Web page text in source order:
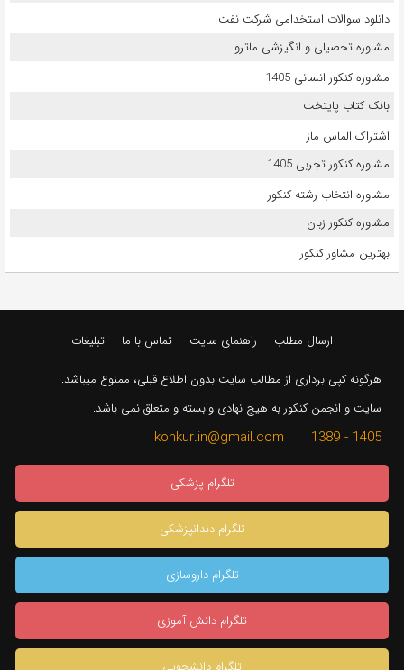
دانلود سوالات استخدامی شرکت نفت
مشاوره تحصیلی و انگیزشی ماترو
مشاوره کنکور انسانی 1405
بانک کتاب پایتخت
اشتراک الماس ماز
مشاوره کنکور تجربی 1405
مشاوره انتخاب رشته کنکور
مشاوره کنکور زبان
بهترین مشاور کنکور
ارسال مطلب راهنمای سایت تماس با ما تبلیغات
هرگونه کپی برداری از مطالب سایت بدون اطلاع قبلی، ممنوع میباشد.
سایت و انجمن کنکور به هیچ نهادی وابسته و متعلق نمی باشد.
1405 - 1389 konkur.in@gmail.com
تلگرام پزشکی
تلگرام دندانپزشکی
تلگرام داروسازی
تلگرام دانش آموزی